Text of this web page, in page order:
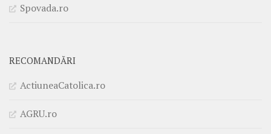
Spovada.ro
RECOMANDĂRI
ActiuneaCatolica.ro
AGRU.ro